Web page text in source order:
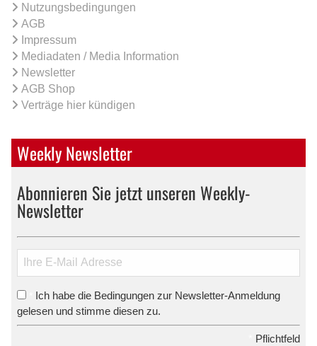
Nutzungsbedingungen
AGB
Impressum
Mediadaten / Media Information
Newsletter
AGB Shop
Verträge hier kündigen
Weekly Newsletter
Abonnieren Sie jetzt unseren Weekly-
Newsletter
Ich habe die Bedingungen zur Newsletter-Anmeldung
gelesen und stimme diesen zu.
Pflichtfeld